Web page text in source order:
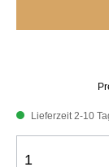
Lieferzeit 2-10